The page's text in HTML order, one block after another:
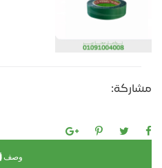
مشاركة:
وصف